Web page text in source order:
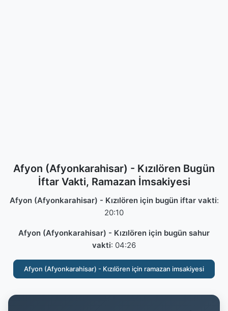
Afyon (Afyonkarahisar) - Kızılören Bugün
İftar Vakti, Ramazan İmsakiyesi
Afyon (Afyonkarahisar) - Kızılören için bugün iftar vakti:
20:10
Afyon (Afyonkarahisar) - Kızılören için bugün sahur
vakti: 04:26
Afyon (Afyonkarahisar) - Kızılören için ramazan imsakiyesi